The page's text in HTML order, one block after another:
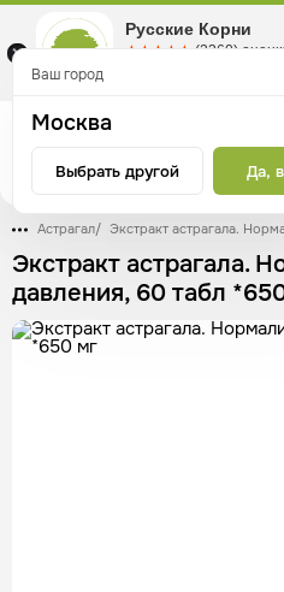
Астрагал/ Экстракт астрагала.
Экстракт астрагала.
давления, 60 табл
Ваш город
Москва
Выбрать другой Да,
Русские Корни
☆☆☆☆☆
★★★★★ (2360)
Маркетплейс товаров